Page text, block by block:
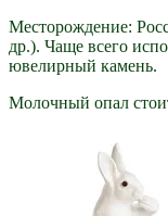
Месторождение:
др.). Чаще всего
ювелирный камень.
Молочный опал